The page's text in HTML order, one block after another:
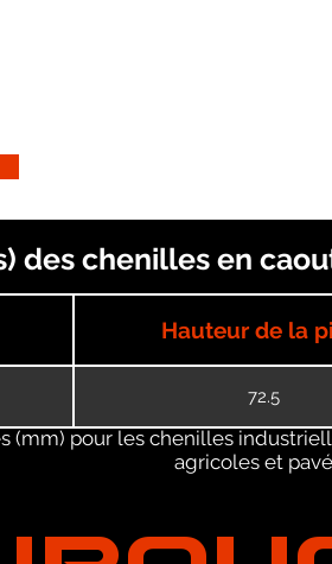
des chenilles en
Hauteur de la
72.5
(mm) pour les chenilles
agricoles et